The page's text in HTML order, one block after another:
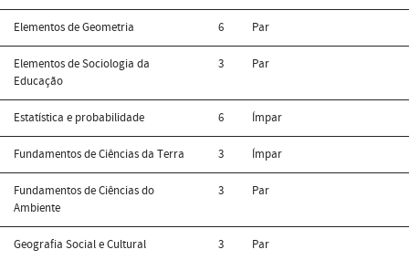
Elementos de Geometria 6 Par
Elementos de Sociologia da
Educação
3 Par
Estatística e probabilidade 6 Ímpar
Fundamentos de Ciências da Terra 3 Ímpar
Fundamentos de Ciências do
Ambiente
3 Par
Geografia Social e Cultural 3 Par